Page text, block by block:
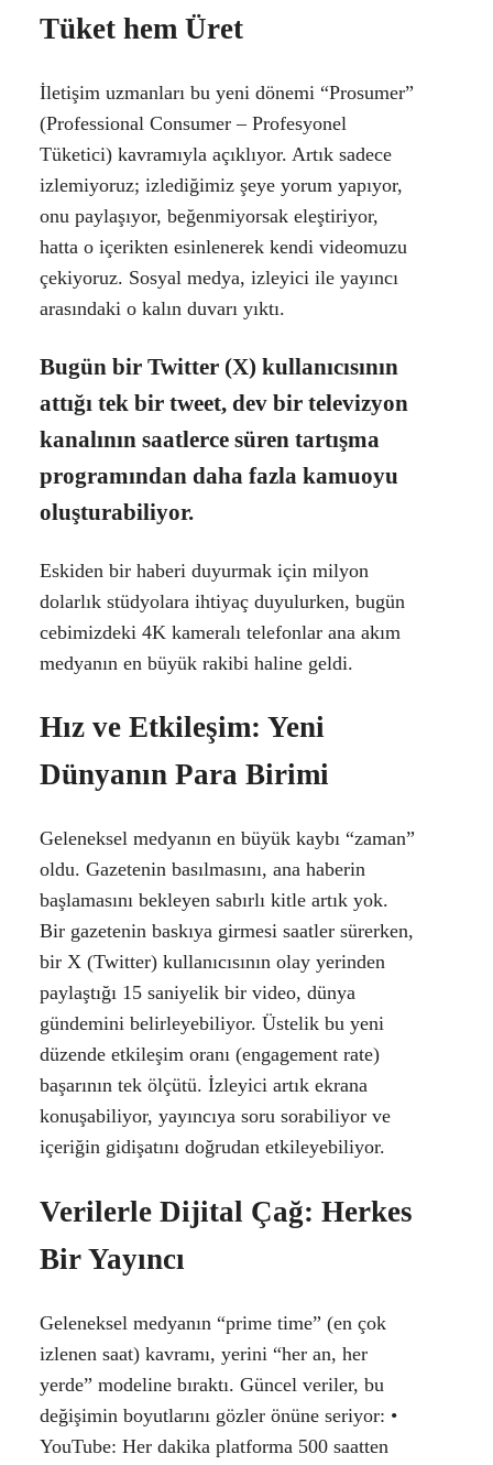
Tüket hem Üret
İletişim uzmanları bu yeni dönemi “Prosumer”
(Professional Consumer – Profesyonel
Tüketici) kavramıyla açıklıyor. Artık sadece
izlemiyoruz; izlediğimiz şeye yorum yapıyor,
onu paylaşıyor, beğenmiyorsak eleştiriyor,
hatta o içerikten esinlenerek kendi videomuzu
çekiyoruz. Sosyal medya, izleyici ile yayıncı
arasındaki o kalın duvarı yıktı.
Bugün bir Twitter (X) kullanıcısının
attığı tek bir tweet, dev bir televizyon
kanalının saatlerce süren tartışma
programından daha fazla kamuoyu
oluşturabiliyor.
Eskiden bir haberi duyurmak için milyon
dolarlık stüdyolara ihtiyaç duyulurken, bugün
cebimizdeki 4K kameralı telefonlar ana akım
medyanın en büyük rakibi haline geldi.
Hız ve Etkileşim: Yeni
Dünyanın Para Birimi
Geleneksel medyanın en büyük kaybı “zaman”
oldu. Gazetenin basılmasını, ana haberin
başlamasını bekleyen sabırlı kitle artık yok.
Bir gazetenin baskıya girmesi saatler sürerken,
bir X (Twitter) kullanıcısının olay yerinden
paylaştığı 15 saniyelik bir video, dünya
gündemini belirleyebiliyor. Üstelik bu yeni
düzende etkileşim oranı (engagement rate)
başarının tek ölçütü. İzleyici artık ekrana
konuşabiliyor, yayıncıya soru sorabiliyor ve
içeriğin gidişatını doğrudan etkileyebiliyor.
Verilerle Dijital Çağ: Herkes
Bir Yayıncı
Geleneksel medyanın “prime time” (en çok
izlenen saat) kavramı, yerini “her an, her
yerde” modeline bıraktı. Güncel veriler, bu
değişimin boyutlarını gözler önüne seriyor: •
YouTube: Her dakika platforma 500 saatten